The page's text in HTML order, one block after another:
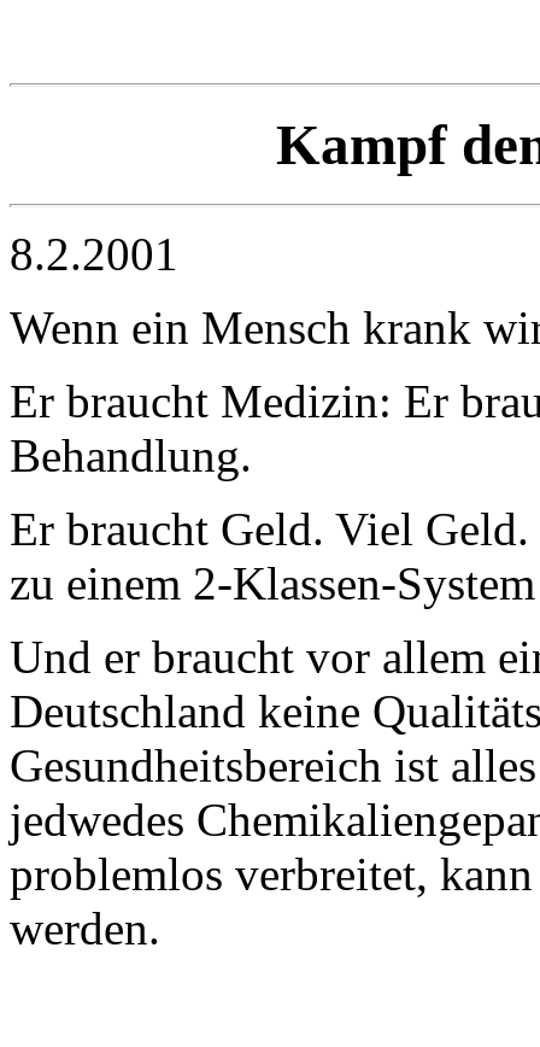
Kampf
8.2.2001
Wenn ein Mensch krank
Er braucht Medizin: Er
Behandlung.
Er braucht Geld. Viel
zu einem 2-Klassen-
Und er braucht vor allem
Deutschland keine
Gesundheitsbereich ist
jedwedes
problemlos verbreitet,
werden.